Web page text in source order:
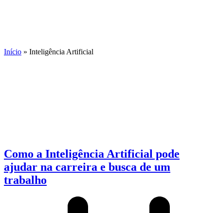
Início » Inteligência Artificial
Como a Inteligência Artificial pode
ajudar na carreira e busca de um
trabalho